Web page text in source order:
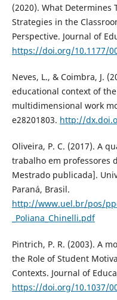
(2020). What Determines
Strategies in the
Perspective. Journal of
https://doi.org/10.1177/
Neves, L., & Coimbra, J.
educational context of
multidimensional work
e28201803. http://
Oliveira, P. C. (2017). A
trabalho em professores
Mestrado publicada].
Paraná, Brasil.
http://www.uel.br/pos/
_Poliana_Chinelli.pdf
Pintrich, P. R. (2003). A
the Role of Student
Contexts. Journal of
https://doi.org/10.1037/